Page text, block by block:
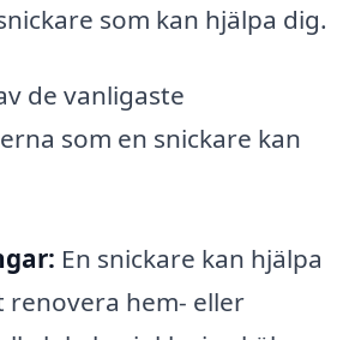
som kan hjälpa dig.
de vanligaste
som en snickare kan
En snickare kan hjälpa
renovera hem- eller